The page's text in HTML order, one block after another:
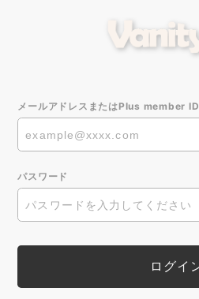
メールアドレスまたはPlus member ID
パスワード